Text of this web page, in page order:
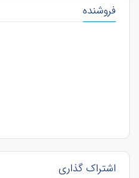
فروشنده
اشتراک گذاری